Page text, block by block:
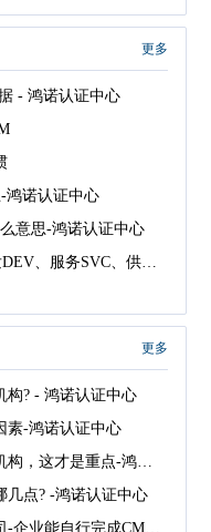
更多
- 鸿诺认证中心
鸿诺认证中心
意思-鸿诺认证中心
更多
? - 鸿诺认证中心
素-鸿诺认证中心
点? -鸿诺认证中心